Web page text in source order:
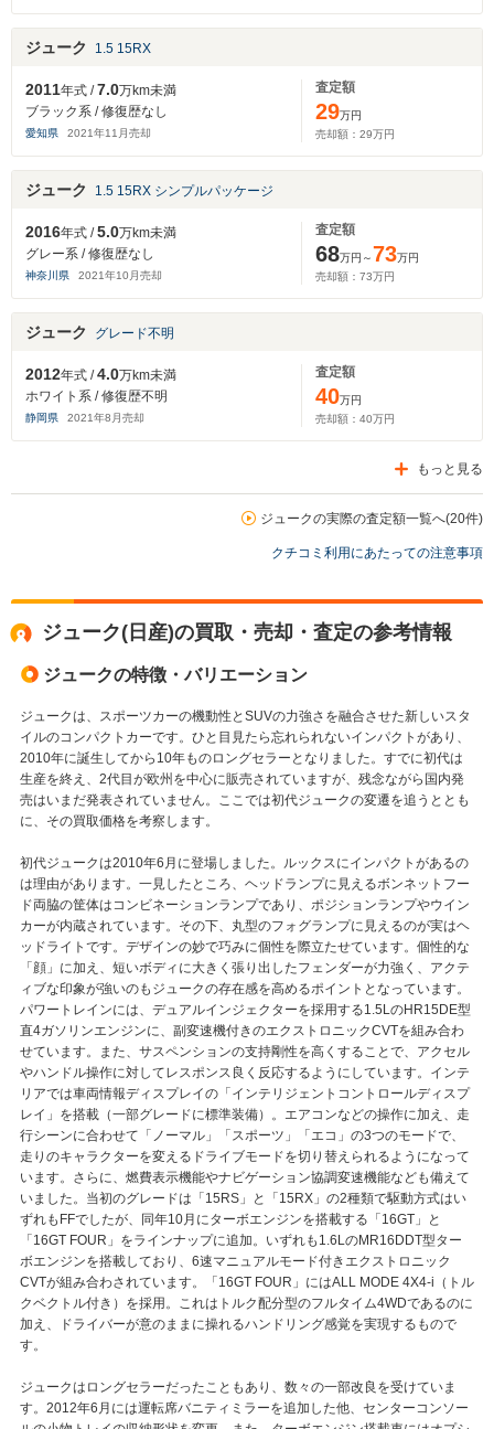
ジューク 1.5 15RX
2011年式 /7.0万km未満
ブラック系 / 修復歴なし
愛知県 2021年11 月売却
査定額
29万円
売却額： 29万円
ジューク 1.5 15RX シンプルパッケージ
2016年式 /5.0万km未満
グレー系 / 修復歴なし
神奈川県 2021年10 月売却
査定額
68万円～73万円
売却額： 73万円
ジューク グレード不明
2012年式 /4.0万km未満
ホワイト系 / 修復歴不明
静岡県 2021年8 月売却
査定額
40万円
売却額： 40万円
もっと見る
ジュークの実際の査定額一覧へ(20件)
クチコミ利用にあたっての注意事項
ジューク(日産)の買取・売却・査定の参考情報
ジュークの特徴・バリエーション
ジュークは、スポーツカーの機動性とSUVの力強さを融合させた新しいスタ
イルのコンパクトカーです。ひと目見たら忘れられないインパクトがあり、
2010年に誕生してから10年ものロングセラーとなりました。すでに初代は
生産を終え、2代目が欧州を中心に販売されていますが、残念ながら国内発
売はいまだ発表されていません。ここでは初代ジュークの変遷を追うととも
に、その買取価格を考察します。
初代ジュークは2010年6月に登場しました。ルックスにインパクトがあるの
は理由があります。一見したところ、ヘッドランプに見えるボンネットフー
ド両脇の筐体はコンビネーションランプであり、ポジションランプやウイン
カーが内蔵されています。その下、丸型のフォグランプに見えるのが実はヘ
ッドライトです。デザインの妙で巧みに個性を際立たせています。個性的な
「顔」に加え、短いボディに大きく張り出したフェンダーが力強く、アクテ
ィブな印象が強いのもジュークの存在感を高めるポイントとなっています。
パワートレインには、デュアルインジェクターを採用する1.5LのHR15DE型
直4ガソリンエンジンに、副変速機付きのエクストロニックCVTを組み合わ
せています。また、サスペンションの支持剛性を高くすることで、アクセル
やハンドル操作に対してレスポンス良く反応するようにしています。インテ
リアでは車両情報ディスプレイの「インテリジェントコントロールディスプ
レイ」を搭載（一部グレードに標準装備）。エアコンなどの操作に加え、走
行シーンに合わせて「ノーマル」「スポーツ」「エコ」の3つのモードで、
走りのキャラクターを変えるドライブモードを切り替えられるようになって
います。さらに、燃費表示機能やナビゲーション協調変速機能なども備えて
いました。当初のグレードは「15RS」と「15RX」の2種類で駆動方式はい
ずれもFFでしたが、同年10月にターボエンジンを搭載する「16GT」と
「16GT FOUR」をラインナップに追加。いずれも1.6LのMR16DDT型ター
ボエンジンを搭載しており、6速マニュアルモード付きエクストロニック
CVTが組み合わされています。「16GT FOUR」にはALL MODE 4X4-i（トル
クベクトル付き）を採用。これはトルク配分型のフルタイム4WDであるのに
加え、ドライバーが意のままに操れるハンドリング感覚を実現するもので
す。
ジュークはロングセラーだったこともあり、数々の一部改良を受けていま
す。2012年6月には運転席バニティミラーを追加した他、センターコンソー